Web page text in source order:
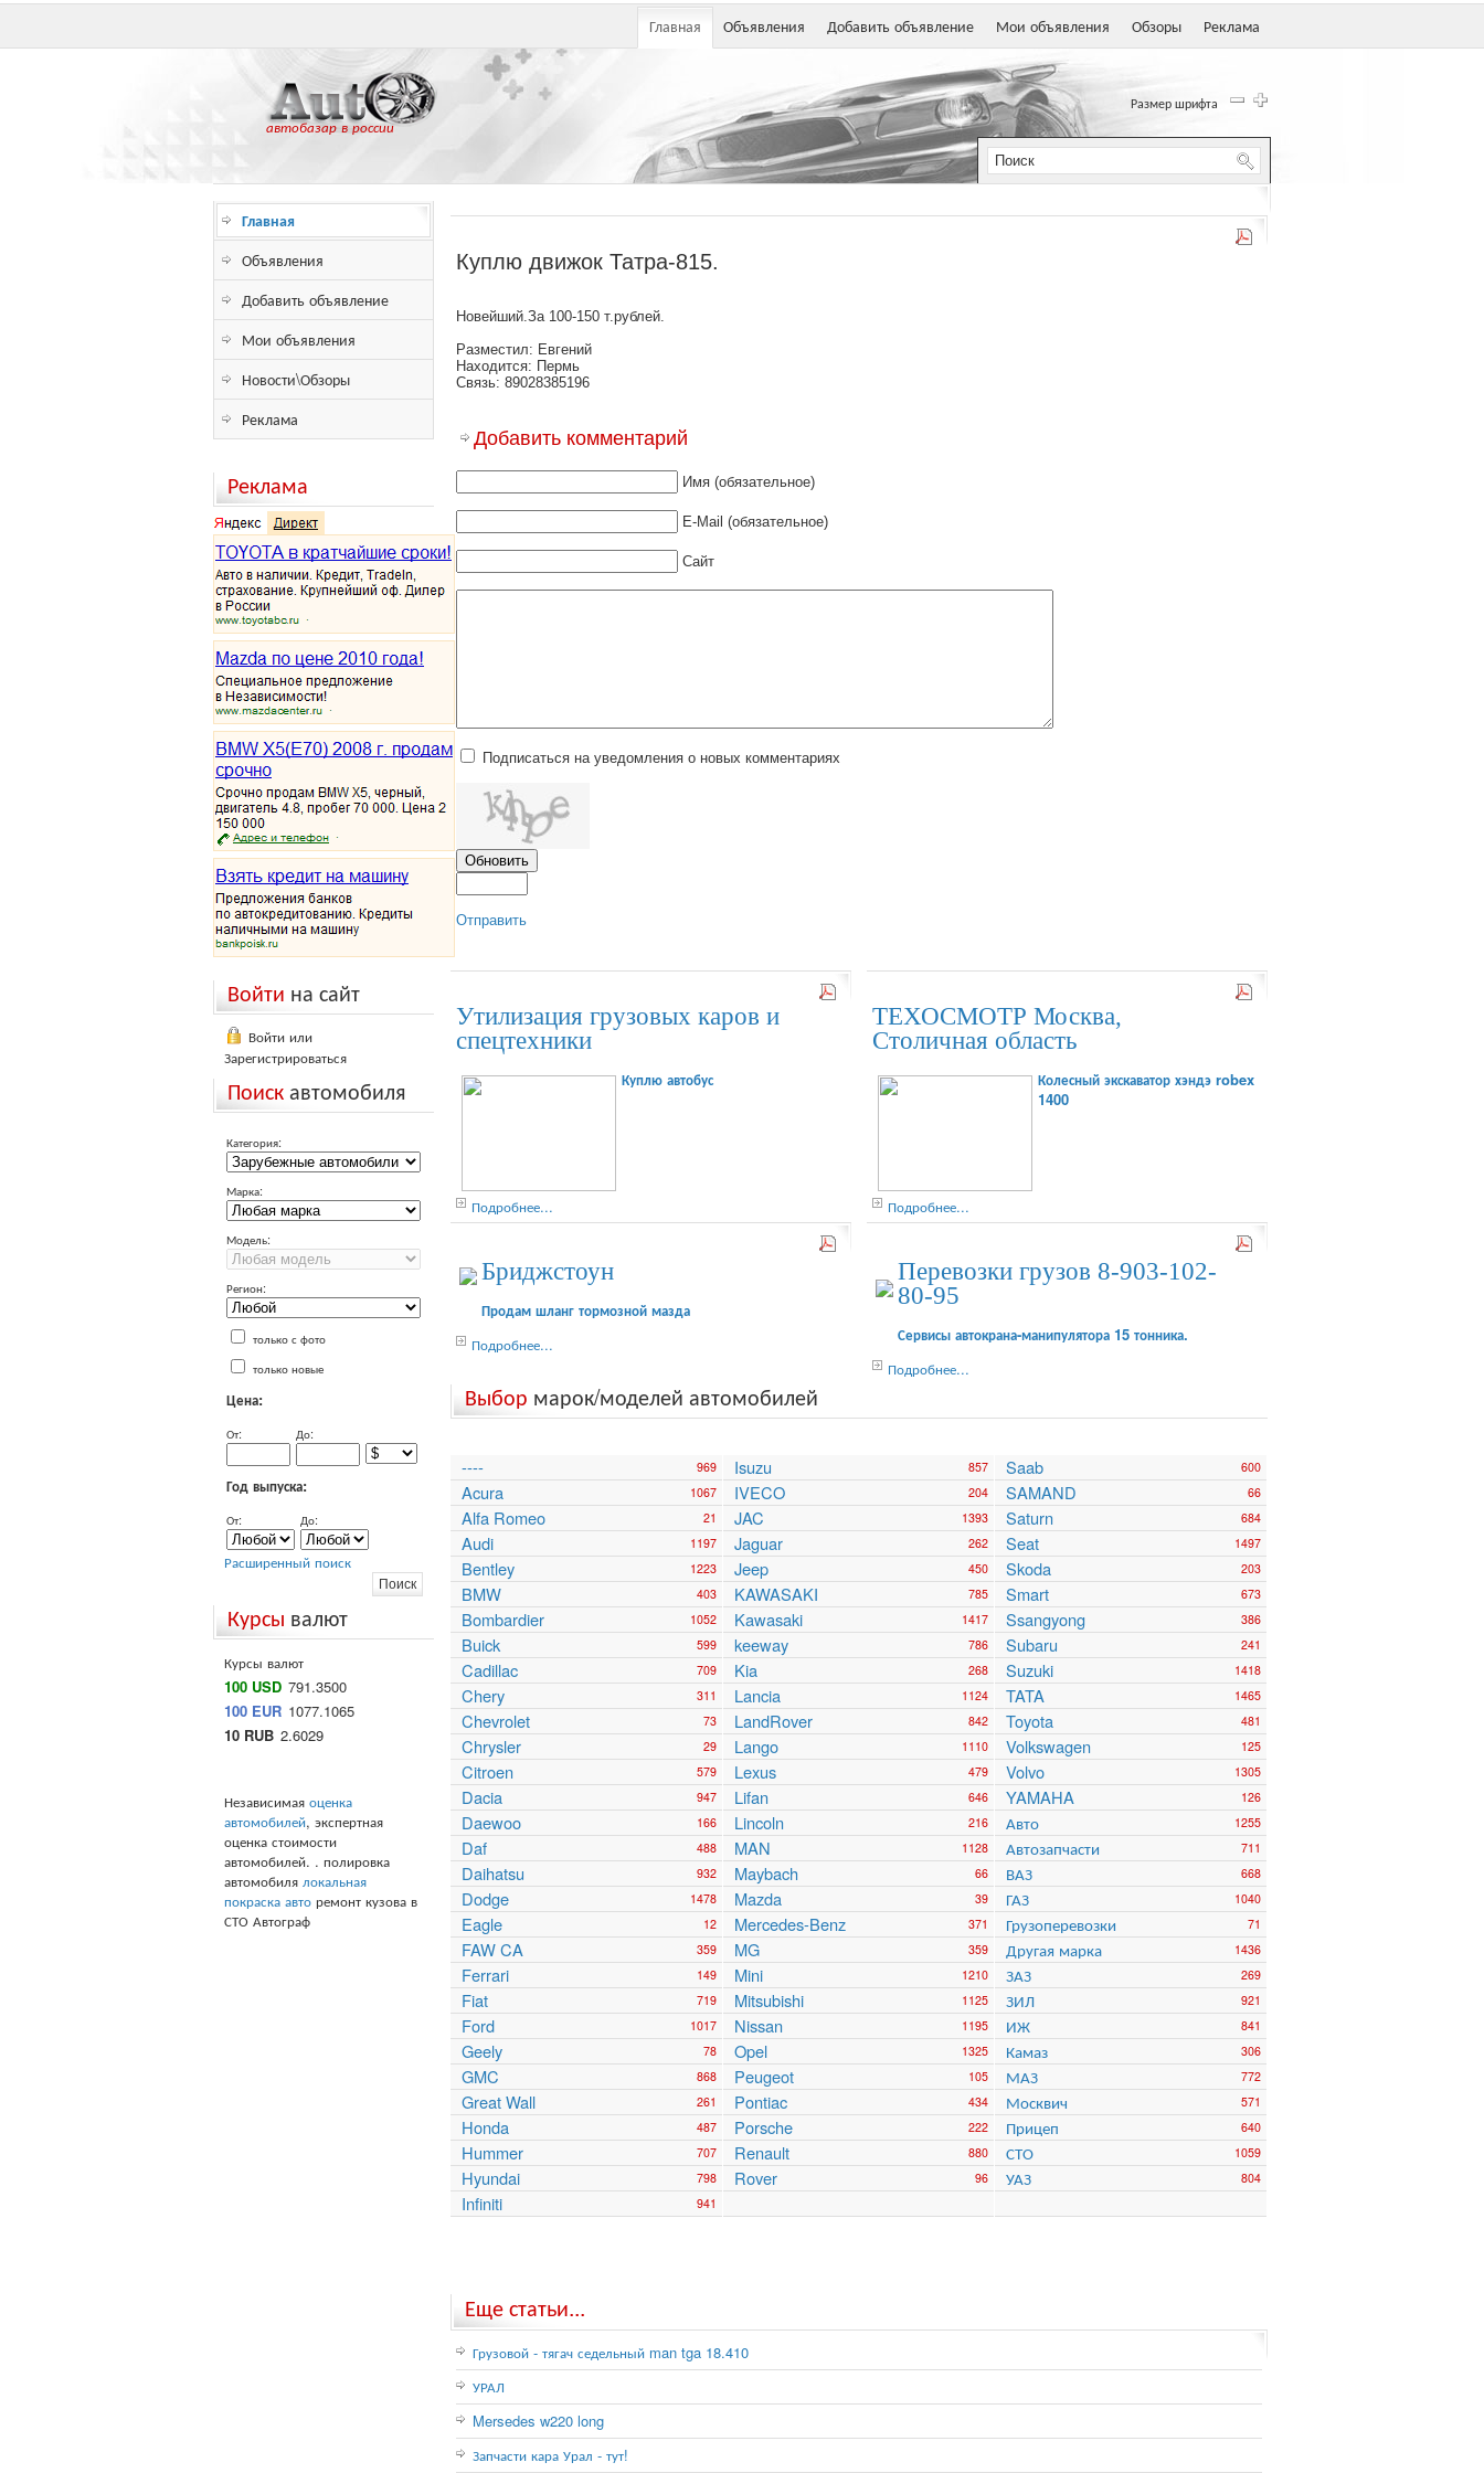
Главная Объявления Добавить объявление Мои объявления Обзоры Реклама
автобазар в россии
Размер шрифта
Главная
Объявления
Добавить объявление
Мои объявления
Новости\Обзоры
Реклама
Реклама
Войти на сайт
Войти или
Зарегистрироваться
Поискавтомобиля
Категория:
Марка:
Модель:
Регион:
только с фото
только новые
Цена:
От: До:
Год выпуска:
От: До:
Расширенный поиск
Курсы валют
Курсы валют
100 USD 791.3500
100 EUR 1077.1065
10 RUB 2.6029
Независимая оценка
автомобилей, экспертная
оценка стоимости
автомобилей. . полировка
автомобиля локальная
покраска авто ремонт кузова в
СТО Автограф
Куплю движок Татра-815.
Новейший.За 100-150 т.рублей.
Разместил: Евгений
Находится: Пермь
Связь: 89028385196
Добавить комментарий
Имя (обязательное)
E-Mail (обязательное)
Сайт
Подписаться на уведомления о новых комментариях
Отправить
Утилизация грузовых каров и
спецтехники
Куплю автобус
Подробнее...
ТЕХОСМОТР Москва,
Столичная область
Колесный экскаватор хэндэ robex
1400
Подробнее...
Бриджстоун
Продам шланг тормозной мазда
Подробнее...
Перевозки грузов 8-903-102-
80-95
Сервисы автокрана-манипулятора 15 тонника.
Подробнее...
Выбор марок/моделей автомобилей
---- 969 Isuzu 857 Saab 600
Acura 1067 IVECO 204 SAMAND 66
Alfa Romeo 21 JAC 1393 Saturn 684
Audi 1197 Jaguar 262 Seat 1497
Bentley 1223 Jeep 450 Skoda 203
BMW 403 KAWASAKI 785 Smart 673
Bombardier 1052 Kawasaki 1417 Ssangyong 386
Buick 599 keeway 786 Subaru 241
Cadillac 709 Kia 268 Suzuki 1418
Chery 311 Lancia 1124 TATA 1465
Chevrolet 73 LandRover 842 Toyota 481
Chrysler 29 Lango 1110 Volkswagen 125
Citroen 579 Lexus 479 Volvo 1305
Dacia 947 Lifan 646 YAMAHA 126
Daewoo 166 Lincoln 216 Авто 1255
Daf 488 MAN 1128 Автозапчасти 711
Daihatsu 932 Maybach 66 ВАЗ 668
Dodge 1478 Mazda 39 ГАЗ 1040
Eagle 12 Mercedes-Benz 371 Грузоперевозки 71
FAW CA 359 MG 359 Другая марка 1436
Ferrari 149 Mini 1210 ЗАЗ 269
Fiat 719 Mitsubishi 1125 ЗИЛ 921
Ford 1017 Nissan 1195 ИЖ 841
Geely 78 Opel 1325 Камаз 306
GMC 868 Peugeot 105 МАЗ 772
Great Wall 261 Pontiac 434 Москвич 571
Honda 487 Porsche 222 Прицеп 640
Hummer 707 Renault 880 СТО 1059
Hyundai 798 Rover 96 УАЗ 804
Infiniti 941
Еще статьи...
Грузовой - тягач седельный man tga 18.410
УРАЛ
Mersedes w220 long
Запчасти кара Урал - тут!